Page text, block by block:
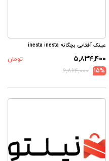
عینک آفتابی بچگانه inesta inesta
۵,۸۳۴,۴۰۰
تومان
15%
۶,۸۶۴,۰۰۰